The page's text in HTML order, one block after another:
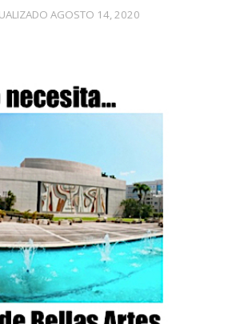
AGOSTO 14, 2020